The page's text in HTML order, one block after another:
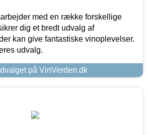
med en række forskellige
dig et bredt udvalg af
kan give fantastiske vinoplevelser.
udvalg.
på VinVerden.dk